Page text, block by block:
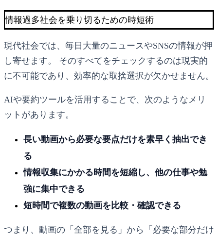
情報過多社会を乗り切るための時短術
現代社会では、毎日大量のニュースやSNSの情報が押
し寄せます。 そのすべてをチェックするのは現実的
に不可能であり、効率的な取捨選択が欠かせません。
AIや要約ツールを活用することで、次のようなメリ
ットがあります。
長い動画から必要な要点だけを素早く抽出でき
る
情報収集にかかる時間を短縮し、他の仕事や勉
強に集中できる
短時間で複数の動画を比較・確認できる
つまり、動画の「全部を見る」から「必要な部分だけ